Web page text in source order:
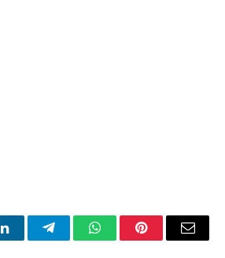
LinkedInTelegramWhatsAppPinterestEmail